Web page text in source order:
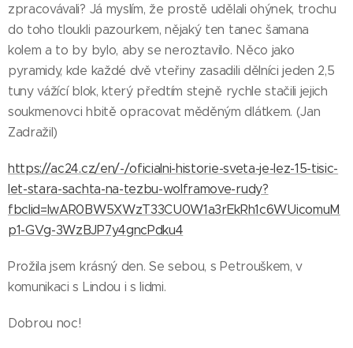
zpracovávali? Já myslím, že prostě udělali ohýnek, trochu
do toho tloukli pazourkem, nějaký ten tanec šamana
kolem a to by bylo, aby se neroztavilo. Něco jako
pyramidy, kde každé dvě vteřiny zasadili dělníci jeden 2,5
tuny vážící blok, který předtím stejně rychle stačili jejich
soukmenovci hbitě opracovat měděným dlátkem. (Jan
Zadražil)
https://ac24.cz/en/-/oficialni-historie-sveta-je-lez-15-tisic-
let-stara-sachta-na-tezbu-wolframove-rudy?
fbclid=IwAR0BW5XWzT33CU0W1a3rEkRh1c6WUicomuM
p1-GVg-3WzBJP7y4gncPdku4
Prožila jsem krásný den. Se sebou, s Petrouškem, v
komunikaci s Lindou i s lidmi.
Dobrou noc!